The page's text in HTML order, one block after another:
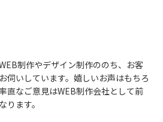
制作やデザイン制作ののち、お客
伺いしています。嬉しいお声はもちろ
直なご意見はWEB制作会社として前
ります。